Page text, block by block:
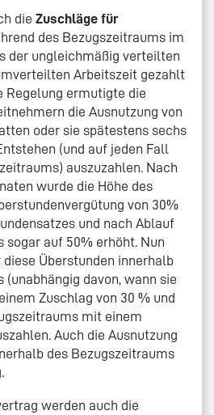
die Zuschläge für
des Bezugszeitraums im
der ungleichmäßig verteilten
Arbeitszeit gezahlt
Regelung ermutigte die
die Ausnutzung von
oder sie spätestens sechs
(und auf jeden Fall
auszuzahlen. Nach
wurde die Höhe des
von 30%
und nach Ablauf
sogar auf 50% erhöht. Nun
Überstunden innerhalb
(unabhängig davon, wann sie
Zuschlag von 30 % und
mit einem
Auch die Ausnutzung
des Bezugszeitraums
werden auch die